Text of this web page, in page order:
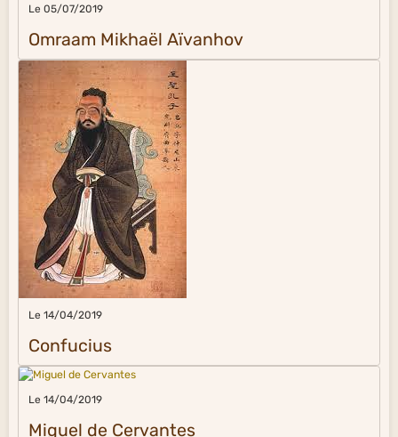
Le 05/07/2019
Omraam Mikhaël Aïvanhov
Le 14/04/2019
Confucius
Le 14/04/2019
Miguel de Cervantes